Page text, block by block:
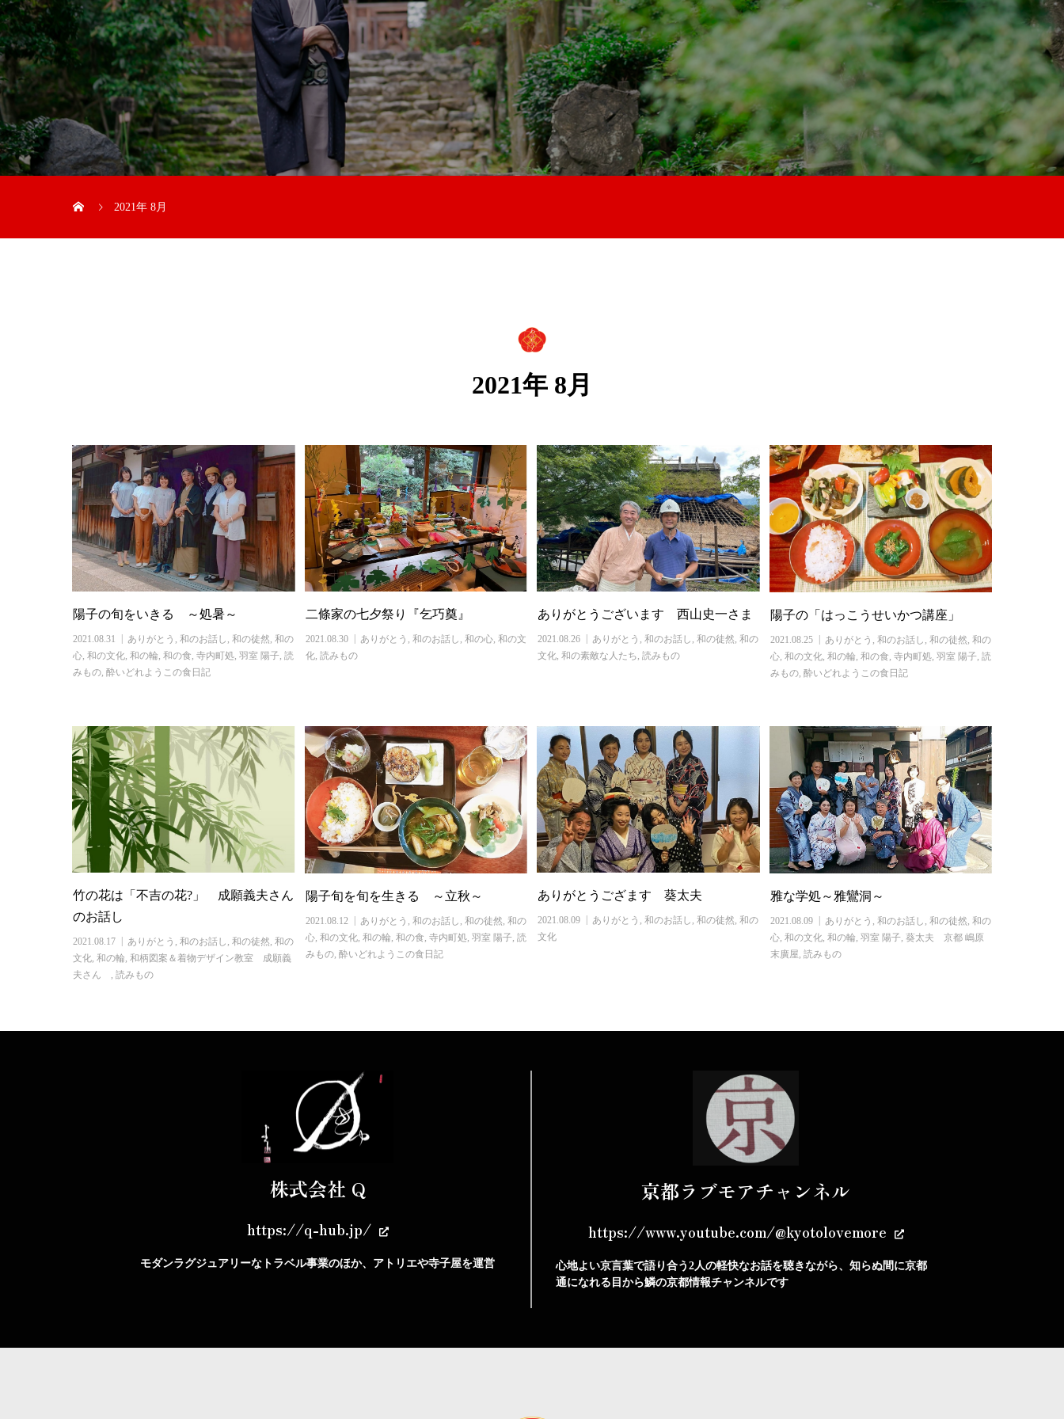
2021年 8月
2021年 8月
陽子の旬をいきる ～処暑～
2021.08.31 ありがとう , 和のお話し , 和の徒然, 和の
心, 和の文化, 和の輪, 和の食, 寺内町処, 羽室 陽子, 読
みもの, 酔いどれようこの食日記
二條家の七夕祭り『乞巧奠』
2021.08.30 ありがとう , 和のお話し , 和の心, 和の文
化, 読みもの
ありがとうございます 西山史一さま
2021.08.26 ありがとう , 和のお話し , 和の徒然, 和の
文化, 和の素敵な人たち, 読みもの
陽子の「はっこうせいかつ講座」
2021.08.25 ありがとう 和のお話し 和の徒然 和の
心, 和の文化, 和の輪 和の食 寺内町処, 羽室 陽子, 読
みもの, 酔いどれようこの食日記
竹の花は「不吉の花?」 成願義夫さん
のお話し
2021.08.17 ありがとう 和のお話し 和の徒然 和の
文化 和の輪 和柄図案＆着物デザイン教室 成願義
夫さん
読みもの
陽子旬を旬を生きる ～立秋～
2021.08.12 ありがとう 和のお話し 和の徒然 和の
心, 和の文化, 和の輪 和の食 寺内町処, 羽室 陽子, 読
みもの, 酔いどれようこの食日記
ありがとうござます 葵太夫
2021.08.09 ありがとう , 和のお話し , 和の徒然, 和の
文化
雅な学処～雅鸞洞～
2021.08.09 ありがとう 和のお話し 和の徒然 和の
心, 和の文化, 和の輪 羽室 陽子, 葵太夫 京都 嶋原
末廣屋 読みもの
株式会社 Q
https://q-hub.jp/
モダンラグジュアリーなトラベル事業のほか、アトリエや寺子屋を運営
京都ラブモアチャンネル
https://www.youtube.com/@kyotolovemore
心地よい京言葉で語り合う2人の軽快なお話を聴きながら、知らぬ間に京都
通になれる目から鱗の京都情報チャンネルです